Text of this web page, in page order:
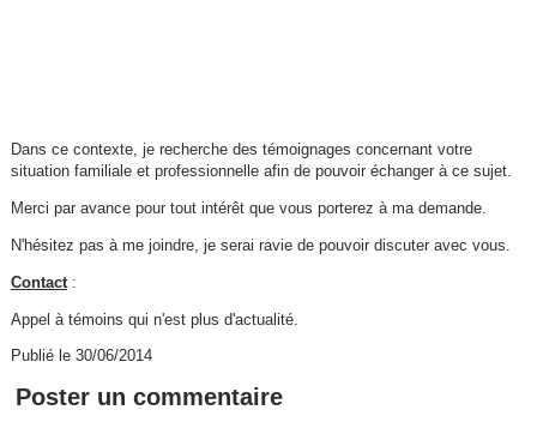
Dans ce contexte, je recherche des témoignages concernant votre
situation familiale et professionnelle afin de pouvoir échanger à ce sujet.
Merci par avance pour tout intérêt que vous porterez à ma demande.
N'hésitez pas à me joindre, je serai ravie de pouvoir discuter avec vous.
Contact:
Appel à témoins qui n'est plus d'actualité.
Publié le 30/06/2014
Poster un commentaire